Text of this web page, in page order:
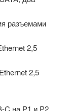
разъемами
2,5
2,5
C на P1 и P2